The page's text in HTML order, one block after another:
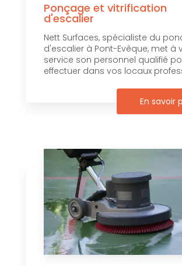
Ponçage et vitrification
d'escalier
Nett Surfaces, spécialiste du
d'escalier à Pont-Evêque, met à
service son personnel qualifié
effectuer dans vos locaux
En savoir